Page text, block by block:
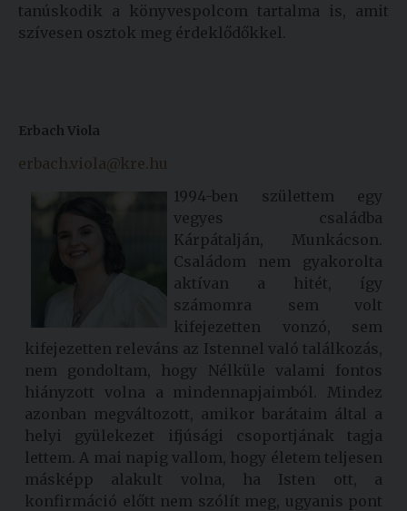
tanúskodik a könyvespolcom tartalma is, amit
szívesen osztok meg érdeklődőkkel.
Erbach Viola
erbach.viola@kre.hu
1994-ben születtem egy
vegyes családba
Kárpátalján, Munkácson.
Családom nem gyakorolta
aktívan a hitét, így
számomra sem volt
kifejezetten vonzó, sem
kifejezetten releváns az Istennel való találkozás,
nem gondoltam, hogy Nélküle valami fontos
hiányzott volna a mindennapjaimból. Mindez
azonban megváltozott, amikor barátaim által a
helyi gyülekezet ifjúsági csoportjának tagja
lettem. A mai napig vallom, hogy életem teljesen
másképp alakult volna, ha Isten ott, a
konfirmáció előtt nem szólít meg, ugyanis pont